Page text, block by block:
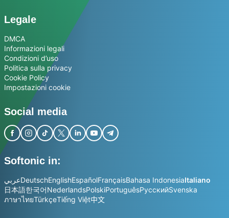
Legale
DMCA
Informazioni legali
Condizioni d’uso
Politica sulla privacy
Cookie Policy
Impostazioni cookie
Social media
Softonic in:
عربيDeutschEnglishEspañolFrançaisBahasa IndonesiaItaliano
日本語한국어NederlandsPolskiPortuguêsРусскийSvenska
ภาษาไทยTürkçeTiếng Việt中文